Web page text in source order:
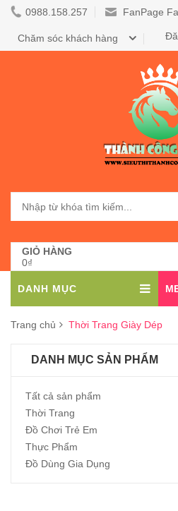
0988.158.257 FanPage
Chăm sóc khách hàng
GIỎ HÀNG
0₫
DANH MỤC
Trang chủ Thời Trang Giày Dép
DANH MỤC SẢN PHẨM
Tất cả sản phẩm
Thời Trang
Đồ Chơi Trẻ Em
Thực Phẩm
Đồ Dùng Gia Dụng